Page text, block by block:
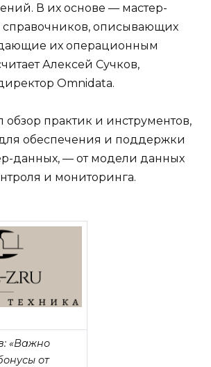
В их основе — мастер-
справочников, описывающих
их операционным
Алексей Сучков,
Omnidata.
практик и инструментов,
обеспечения и поддержки
данных, — от модели данных
и мониторинга.
«Важно
от